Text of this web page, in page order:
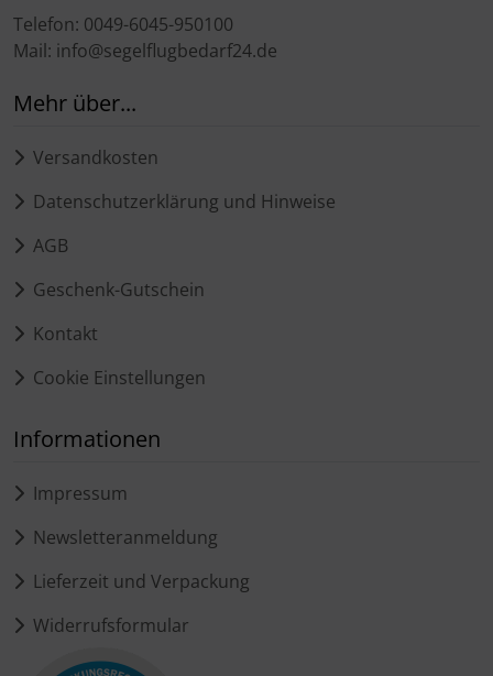
Telefon: 0049-6045-950100
Mail: info@segelflugbedarf24.de
Mehr über...
Versandkosten
Datenschutzerklärung und Hinweise
AGB
Geschenk-Gutschein
Kontakt
Cookie Einstellungen
Informationen
Impressum
Newsletteranmeldung
Lieferzeit und Verpackung
Widerrufsformular